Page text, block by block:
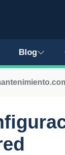
Blog